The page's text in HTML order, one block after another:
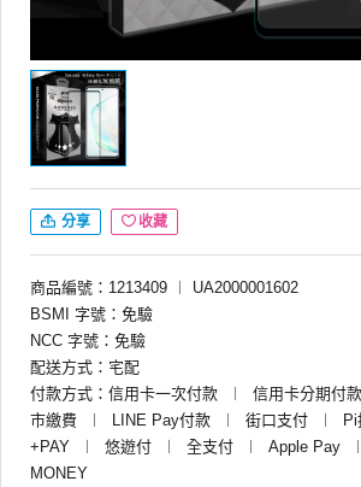
分享 收藏
商品編號：1213409 ︱
UA2000001602
BSMI 字號：免驗
NCC 字號：免驗
配送方式：宅配
付款方式：信用卡一次付款
︱ 信用卡分期付款
市繳費
︱ LINE Pay付款 ︱ 街口支付 ︱ Pi
+PAY
︱ 悠遊付 ︱ 全支付 ︱ Apple Pay ︱
MONEY